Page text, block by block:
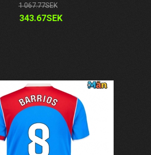
1 067.77SEK
343.67SEK